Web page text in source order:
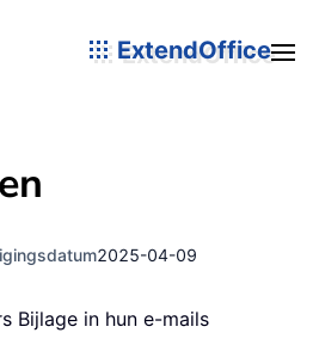
ExtendOffice
2025-04-09
Bijlage in hun e-mails